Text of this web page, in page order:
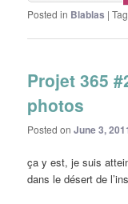
Posted in Blablas |
Projet 365
photos
Posted onJune 3,
ça y est, je suis
dans le désert de